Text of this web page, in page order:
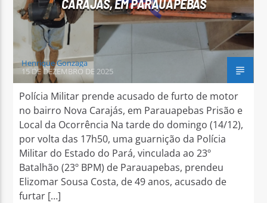
CARAJÁS, EM PARAUAPEBAS
Henrique Gonzaga
15 DE DEZEMBRO DE 2025
Polícia Militar prende acusado de furto de motor
no bairro Nova Carajás, em Parauapebas Prisão e
Local da Ocorrência Na tarde do domingo (14/12),
por volta das 17h50, uma guarnição da Polícia
Militar do Estado do Pará, vinculada ao 23º
Batalhão (23º BPM) de Parauapebas, prendeu
Elizomar Sousa Costa, de 49 anos, acusado de
furtar […]